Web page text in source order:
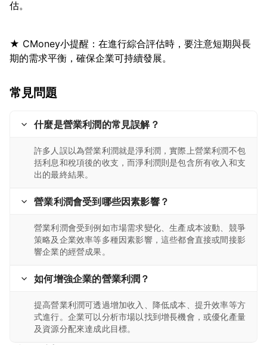
★ CMoney小提醒：在進行綜合評估時，要注意短期與長
常見問題
什麼是營業利潤的常見誤解？
許多人誤以為營業利潤就是淨利潤，實際上營業利潤不包
括利息和稅項後的收支，而淨利潤則是包含所有收入和支
出的最終結果。
營業利潤會受到哪些因素影響？
營業利潤會受到例如市場需求變化、生產成本波動、競爭
策略及企業效率等多種因素影響，這些都會直接或間接影
響企業的經營成果。
如何增強企業的營業利潤？
提高營業利潤可透過增加收入、降低成本、提升效率等方
式進行。企業可以分析市場以找到增長機會，或優化產量
及資源分配來達成此目標。